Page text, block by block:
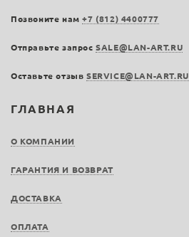
ГЛАВНАЯ
О КОМПАНИИ
ГАРАНТИЯ И ВОЗВРАТ
ДОСТАВКА
ОПЛАТА
Позвоните нам+7 (812) 4400777
Отправьте запросSALE@LAN-ART.RU
Оставьте отзыв SERVICE@LAN-ART.RU